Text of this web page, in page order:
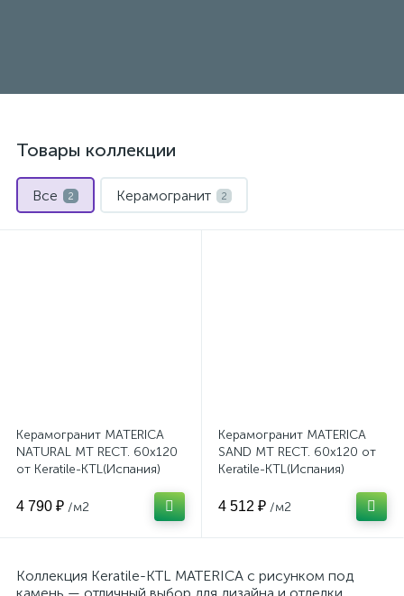
Товары коллекции
Все 2 Керамогранит 2
Керамогранит MATERICA
NATURAL MT RECT. 60x120
от Keratile-KTL(Испания)
4 790 ₽ /м2
Керамогранит MATERICA
SAND MT RECT. 60x120 от
Keratile-KTL(Испания)
4 512 ₽ /м2
Коллекция Keratile-KTL MATERICA с рисунком под